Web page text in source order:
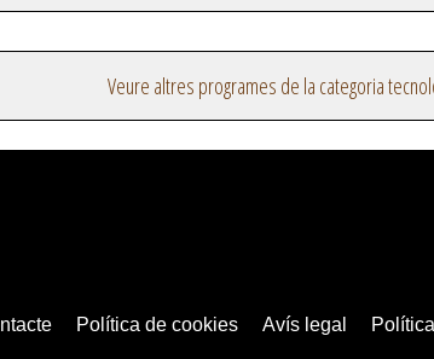
Veure altres programes de la categoria
Política de cookies Avís legal